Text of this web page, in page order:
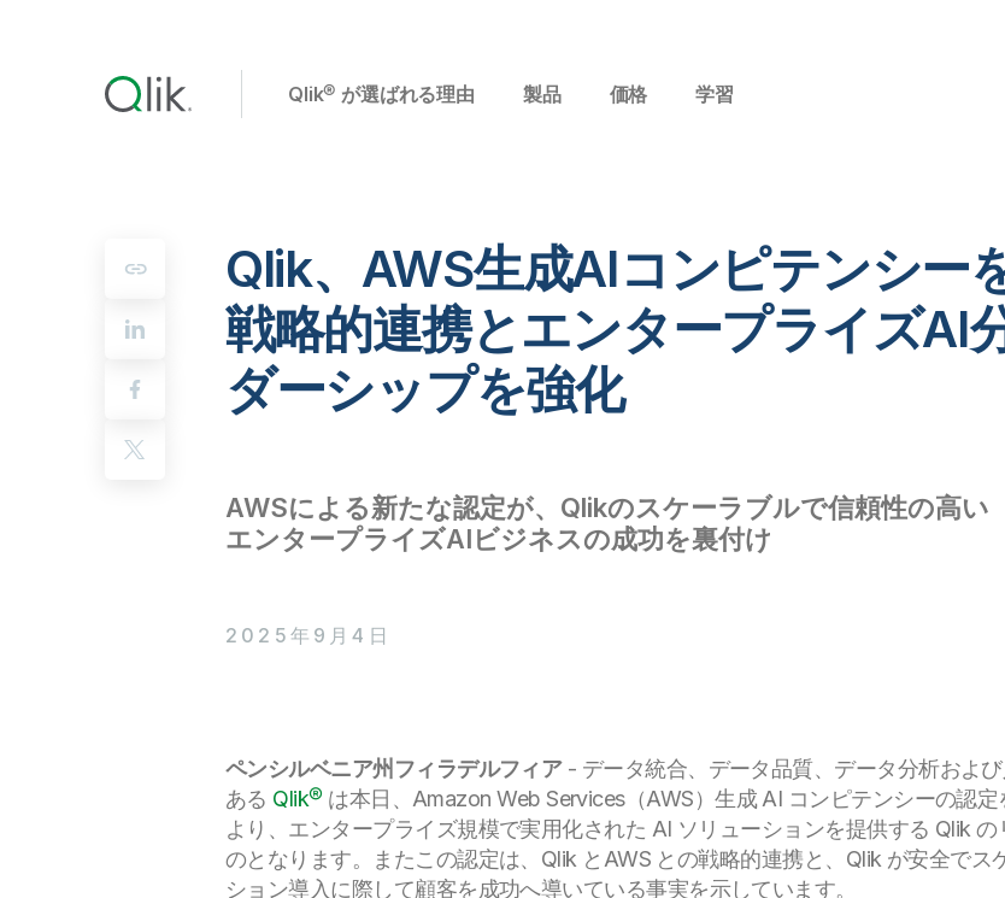
Qlik® が選ばれる理由 製品 価格 学習
Qlik、AWS生成AIコンピテンシー
戦略的連携とエンタープライズAI
ダーシップを強化
AWSによる新たな認定が、Qlikのスケーラブルで信頼性の高い
エンタープライズAIビジネスの成功を裏付け
2025年9月4日
ペンシルベニア州フィラデルフィア- データ統合、データ品質、データ分析およ
ある Qlik® は本日、Amazon Web Services（AWS）生成 AI コンピテンシーの認
より、エンタープライズ規模で実用化された AI ソリューションを提供する Qlik
のとなります。またこの認定は、Qlik とAWS との戦略的連携と、Qlik が安全で
ション導入に際して顧客を成功へ導いている事実を示しています。